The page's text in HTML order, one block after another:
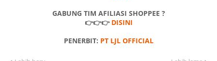
GABUNG TIM AFILIASI SHOPPEE ?
👉👉👉 DISINI
PENERBIT: PT LJL OFFICIAL